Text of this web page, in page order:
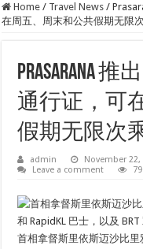
Home / Travel News /
在周五、周末和公共假期无限
Prasarana 推
通行证，可
假期无限次
admin November 22,
Leave a comment
首相拿督斯里依斯迈沙比